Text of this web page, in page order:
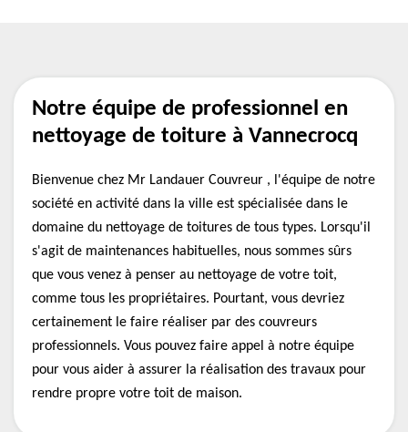
Notre équipe de professionnel en
nettoyage de toiture à Vannecrocq
Bienvenue chez Mr Landauer Couvreur , l'équipe de notre
société en activité dans la ville est spécialisée dans le
domaine du nettoyage de toitures de tous types. Lorsqu'il
s'agit de maintenances habituelles, nous sommes sûrs
que vous venez à penser au nettoyage de votre toit,
comme tous les propriétaires. Pourtant, vous devriez
certainement le faire réaliser par des couvreurs
professionnels. Vous pouvez faire appel à notre équipe
pour vous aider à assurer la réalisation des travaux pour
rendre propre votre toit de maison.